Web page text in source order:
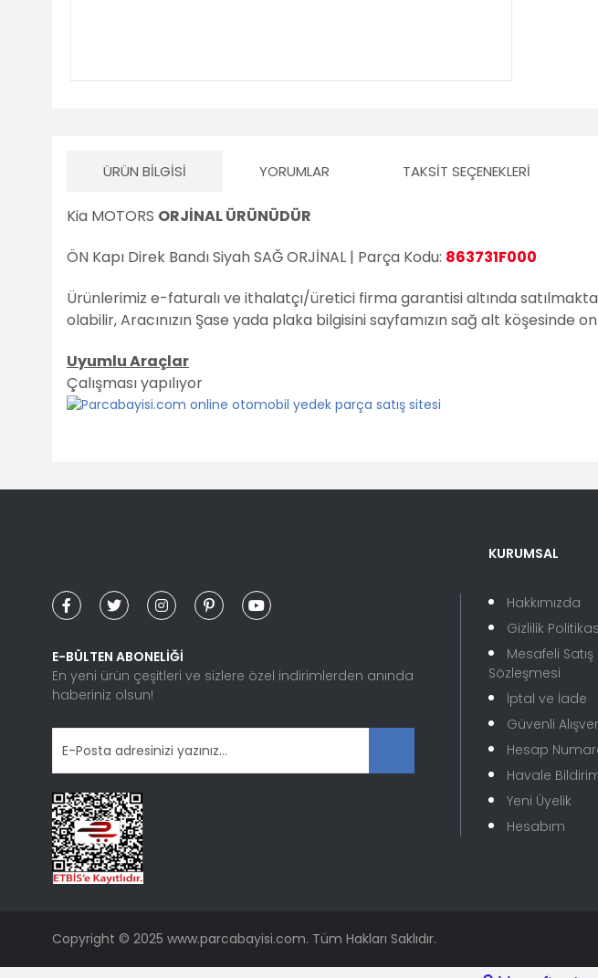
ÜRÜN BILGISI YORUMLAR TAKSIT SEÇENEKLERI
Kia MOTORS ORJİNAL ÜRÜNÜDÜR
ÖN Kapı Direk Bandı Siyah SAĞ ORJİNAL | Parça Kodu: 863731F000
Ürünlerimiz e-faturalı ve ithalatçı/üretici firma garantisi altında
olabilir,Aracınızın Şase yada plaka bilgisini sayfamızın sağ alt köşesinde
Uyumlu Araçlar
Çalışması yapılıyor
Görüş ve önerileriniz için teşekkür ederiz.
Ürün fiyatı diğer sitelerden daha pahalı.
E-BÜLTEN ABONELİĞİ
En yeni ürün çeşitleri ve sizlere özel indirimlerden anında
haberiniz olsun!
KURUMSAL
Hakkımızda
Gizlilik
Mesafeli Satış
Sözleşmesi
İptal ve İade
Güvenli
Hesap
Havale
Yeni Üyelik
Hesabım
Copyright © 2025 www.parcabayisi.com. Tüm Hakları Saklıdır.